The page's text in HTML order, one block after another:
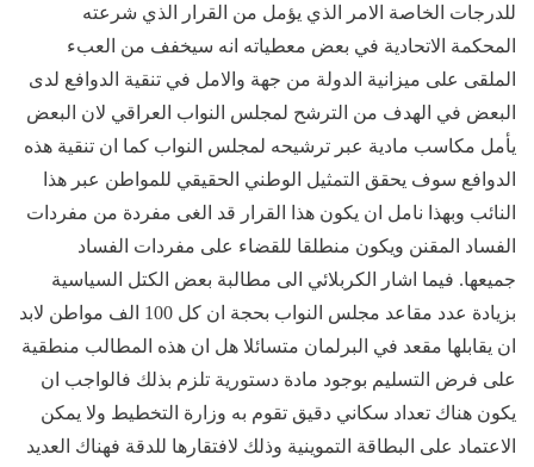
للدرجات الخاصة الامر الذي يؤمل من القرار الذي شرعته
المحكمة الاتحادية في بعض معطياته انه سيخفف من العبء
الملقى على ميزانية الدولة من جهة والامل في تنقية الدوافع لدى
البعض في الهدف من الترشح لمجلس النواب العراقي لان البعض
يأمل مكاسب مادية عبر ترشيحه لمجلس النواب كما ان تنقية هذه
الدوافع سوف يحقق التمثيل الوطني الحقيقي للمواطن عبر هذا
النائب وبهذا نامل ان يكون هذا القرار قد الغى مفردة من مفردات
الفساد المقنن ويكون منطلقا للقضاء على مفردات الفساد
جميعها. فيما اشار الكربلائي الى مطالبة بعض الكتل السياسية
بزيادة عدد مقاعد مجلس النواب بحجة ان كل 100 الف مواطن لابد
ان يقابلها مقعد في البرلمان متسائلا هل ان هذه المطالب منطقية
على فرض التسليم بوجود مادة دستورية تلزم بذلك فالواجب ان
يكون هناك تعداد سكاني دقيق تقوم به وزارة التخطيط ولا يمكن
الاعتماد على البطاقة التموينية وذلك لافتقارها للدقة فهناك العديد